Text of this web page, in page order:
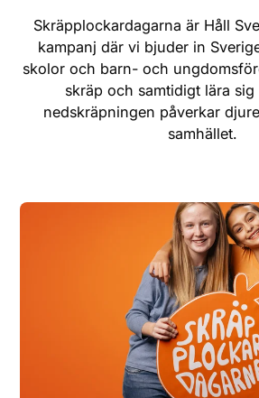
Kommun
Företag
Ge en gåva
Skräpplockardagarna är Håll
kampanj där vi bjuder in
skolor och barn- och
skräp och samtidigt lära
nedskräpningen påverkar
samhället.